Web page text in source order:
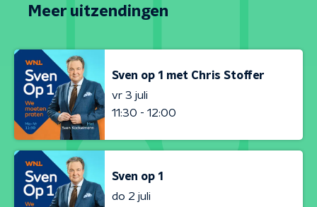
Meer uitzendingen
Sven op 1 met Chris Stoffer
vr 3 juli
11:30 - 12:00
Sven op 1
do 2 juli